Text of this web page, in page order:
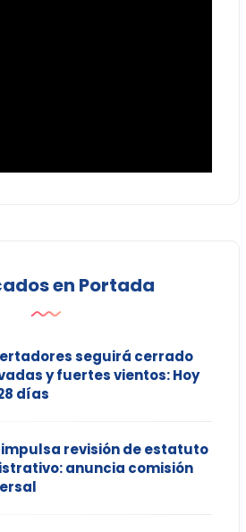
en Portada
seguirá cerrado
y fuertes vientos: Hoy
días
impulsa revisión de estatuto
anuncia comisión